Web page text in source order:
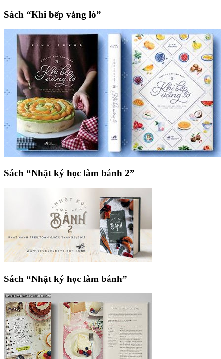
Sách “Khi bếp vắng lò”
Sách “Nhật ký học làm bánh 2”
Sách “Nhật ký học làm bánh”